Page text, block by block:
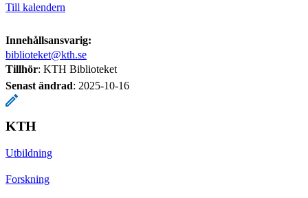
Till kalendern
Innehållsansvarig:
biblioteket@kth.se
Tillhör: KTH Biblioteket
Senast ändrad: 2025-10-16
KTH
Utbildning
Forskning